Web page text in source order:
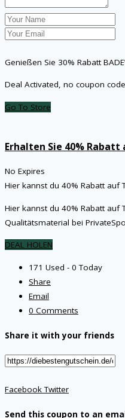
Genießen Sie 30% Rabatt
Deal Activated, no coupon
Go To Store
Erhalten Sie 40%
No Expires
Hier kannst du 40% Rabatt auf
Hier kannst du 40% Rabatt auf
Qualitätsmaterial bei
DEAL HOLEN
171 Used - 0 Today
Share
Email
0 Comments
Share it with your friends
FacebookTwitter
Send this coupon to an